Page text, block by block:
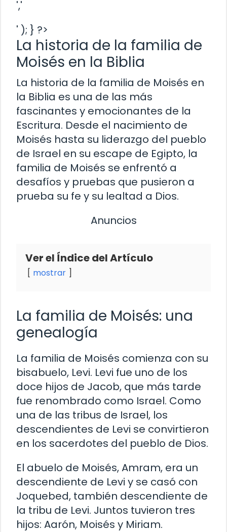
','
' ); } ?>
La historia de la familia de
Moisés en la Biblia
La historia de la familia de Moisés en
la Biblia es una de las más
fascinantes y emocionantes de la
Escritura. Desde el nacimiento de
Moisés hasta su liderazgo del pueblo
de Israel en su escape de Egipto, la
familia de Moisés se enfrentó a
desafíos y pruebas que pusieron a
prueba su fe y su lealtad a Dios.
Anuncios
Ver el Índice del Artículo
mostrar
La familia de Moisés: una
genealogía
La familia de Moisés comienza con su
bisabuelo, Levi. Levi fue uno de los
doce hijos de Jacob, que más tarde
fue renombrado como Israel. Como
una de las tribus de Israel, los
descendientes de Levi se convirtieron
en los sacerdotes del pueblo de Dios.
El abuelo de Moisés, Amram, era un
descendiente de Levi y se casó con
Joquebed, también descendiente de
la tribu de Levi. Juntos tuvieron tres
hijos: Aarón, Moisés y Miriam.